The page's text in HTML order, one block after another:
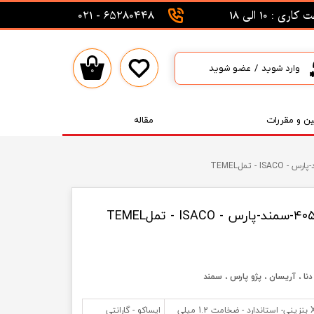
و مقررات مقاله
: 10 الی 18 65280448 - 021
۰ وارد شوید / عضو شوید
حساب کاربری من
تغییر گذر واژه
خروج از حساب کاربری
واشرسرسیلندرموتورXU7 بنزینی- استاندارد - ضخامت 1.2 میلی
ایساکو - گارانتی